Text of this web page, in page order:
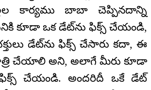
కార్యము బాబా చెప్పినదాన్ని
కూడా ఒక డేట్‌ను ఫిక్స్‌ చేయండి,
డేట్‌ను ఫిక్స్‌ చేసారు కదా, ఈ
చేయాలి అని, అలాగే మీరు కూడా
చేయండి. అందరిదీ ఒకే డేట్‌